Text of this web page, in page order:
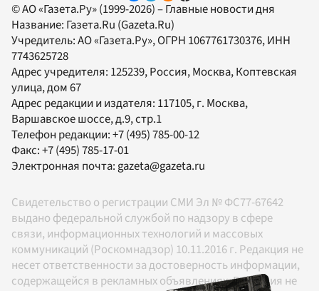
© АО «Газета.Ру» (1999-2026) – Главные новости дня
Название: Газета.Ru (Gazeta.Ru)
Учредитель:АО «Газета.Ру», ОГРН 1067761730376, ИНН
7743625728
Адрес учредителя: 125239, Россия, Москва, Коптевская
улица, дом 67
Адрес редакции и издателя: 117105, г. Москва,
Варшавское шоссе, д.9, стр.1
Телефон редакции:+7 (495) 785-00-12
Факс:+7 (495) 785-17-01
Электронная почта:gazeta@gazeta.ru
Свидетельство о регистрации СМИ Эл № ФС77-67642
выдано федеральной службой по надзору в сфере
связи, информационных технологий и массовых
коммуникаций (Роскомнадзор) 10.11.2016 г. Редакция не
несет ответственности за достоверность информации,
содержащейся в рекламных объявлениях. Редакция не